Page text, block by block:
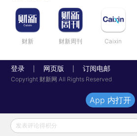
财新 财新周刊 Caixin
登录 网页版 订阅电邮
Copyright 财新网 All Rights Reserved
发表评论得积分
App 内打开